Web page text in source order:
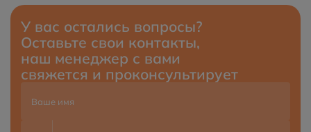
У вас остались вопросы?
Оставьте свои контакты,
наш менеджер с вами
свяжется и проконсультирует